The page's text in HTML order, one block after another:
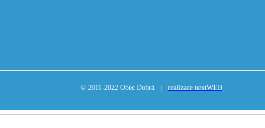
© 2011-2022 Obec Dobrá | realizace nextWEB